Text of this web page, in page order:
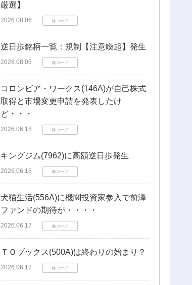
厳選】
2026.08.06 株コード
逆日歩銘柄一覧：規制【注意喚起】発生
2026.08.05 株コード
コロンビア・ワークス(146A)が自己株式
取得と市場変更申請を発表したけ
ど・・・
2026.06.18 株コード
キングジム(7962)に高額逆日歩発生
2026.06.18 株コード
犬猫生活(556A)に機関投資家参入で前澤
ファンドの期待が・・・・
2026.06.17 株コード
ＴＯブックス(500A)は終わりの始まり？
2026.06.17 株コード